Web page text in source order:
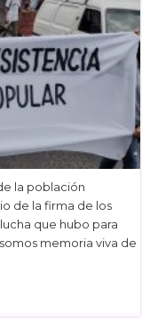
la población
de la firma de los
que hubo para
memoria viva de